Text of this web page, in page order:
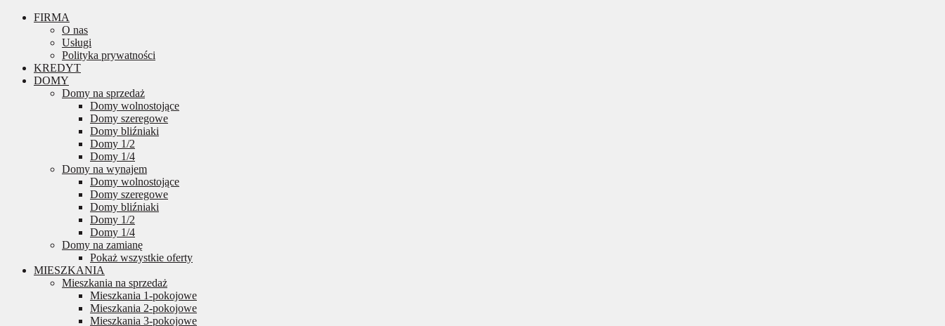
FIRMA
O nas
Usługi
Polityka prywatności
KREDYT
DOMY
Domy na sprzedaż
Domy wolnostojące
Domy szeregowe
Domy bliźniaki
Domy 1/2
Domy 1/4
Domy na wynajem
Domy wolnostojące
Domy szeregowe
Domy bliźniaki
Domy 1/2
Domy 1/4
Domy na zamianę
Pokaż wszystkie oferty
MIESZKANIA
Mieszkania na sprzedaż
Mieszkania 1-pokojowe
Mieszkania 2-pokojowe
Mieszkania 3-pokojowe